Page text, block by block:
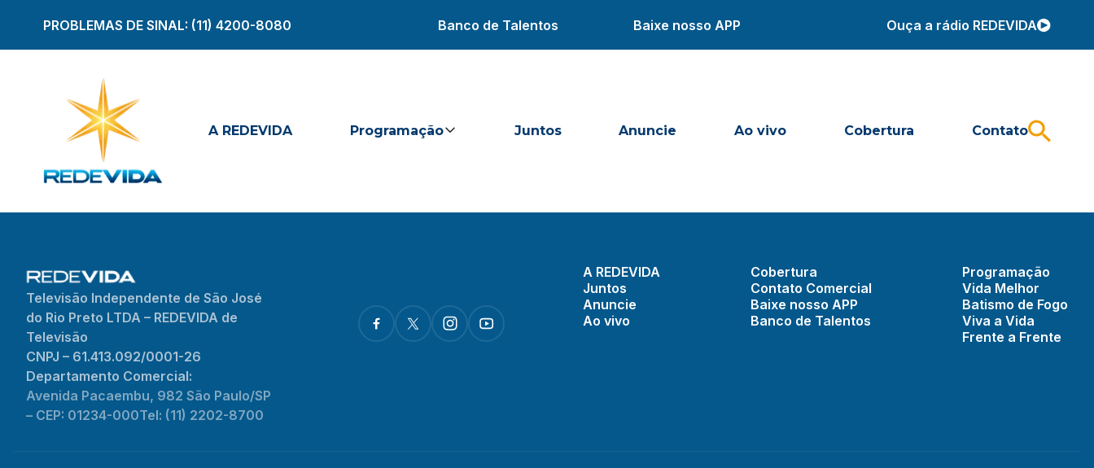
PROBLEMAS DE SINAL: (11) 4200-8080 Banco de Talentos Baixe nosso APP Ouça a rádio REDEVIDA
A REDEVIDA Programação Juntos Anuncie Ao vivo Cobertura Contato
Televisão Independente de São José
do Rio Preto LTDA – REDEVIDA de
Televisão
CNPJ – 61.413.092/0001-26
Departamento Comercial:
Avenida Pacaembu, 982 São Paulo/SP
– CEP: 01234-000Tel: (11) 2202-8700
A REDEVIDA
Juntos
Anuncie
Ao vivo
Cobertura
Contato Comercial
Baixe nosso APP
Banco de Talentos
Programação
Vida Melhor
Batismo de Fogo
Viva a Vida
Frente a Frente